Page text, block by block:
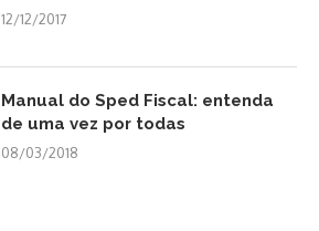
12/12/2017
Manual do Sped Fiscal: entenda
de uma vez por todas
08/03/2018